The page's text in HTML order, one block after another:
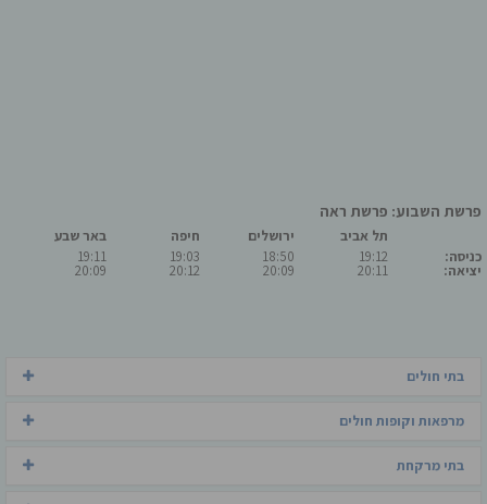
פרשת השבוע: פרשת ראה
כניסה:
יציאה:
תל אביב
19:12
20:11
ירושלים
18:50
20:09
חיפה
19:03
20:12
באר שבע
19:11
20:09
בתי חולים
מרפאות וקופות חולים
בתי מרקחת